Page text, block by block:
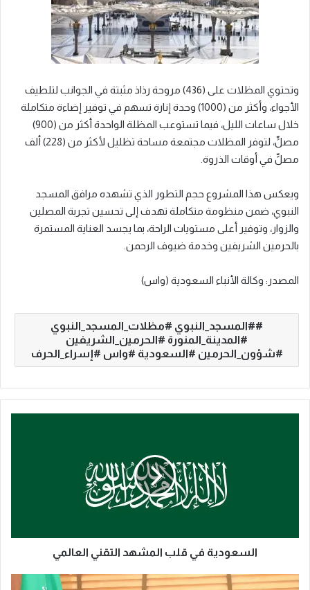
وتحتوي المظلات على (436) مروحة رذاذ مثبتة في الجوانب لتلطيف
الأجواء، وأكثر من (1000) وحدة إنارة تسهم في توفير إضاءة متكاملة
خلال ساعات الليل، فيما تستوعب المظلة الواحدة أكثر من (900)
مصلٍّ، لتوفر المظلات مجتمعة مساحة تظليل لأكثر من (228) ألف
مصلٍّ في أوقات الذروة.
ويعكس هذا المشروع حجم التطور الذي تشهده مرافق المسجد
النبوي، ضمن منظومة متكاملة تهدف إلى تحسين تجربة المصلين
والزوار، وتوفير أعلى مستويات الراحة، بما يجسد العناية المستمرة
بالحرمين الشريفين وخدمة ضيوف الرحمن.
المصدر: وكالة الأنباء السعودية (واس)
#المسجد_النبوي #مظلات_المسجد_النبوي
#المدينة_المنورة #الحرمين_الشريفين
#شؤون_الحرمين #السعودية #واس #إسراء_الحرف
ف
ل
السعودية في قلب المشهد التقني العالمي
ا